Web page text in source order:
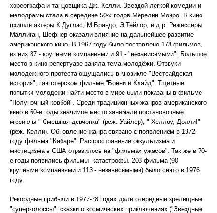
хореографа и танцовщика Дж. Келли. Звездой легкой комедии и
мелодрамы стала в середине 50-х годов Мерелин Монро. В кино
пришли актёры К.Дуглас, М.Брандо, Э.Тейлор, и д.р. Режиссёры
Маллиган, Шефнер оказали влияние на дальнейшее развитие
американского кино. В 1967 году было поставлено 178 фильмов,
из них 87 - крупными компаниями и 91 - "независимыми". Большое
место в кино-репертуаре заняла тема молодёжи. Отзвуки
молодёжного протеста ощущались в мюзикле "Вестсайдская
история", гангстерском фильме "Бонни и Клайд". Тщетные
попытки молодежи найти место в мире были показаны в фильме
"Полуночный ковбой". Среди традиционных жанров американского
кино в 60-е годы значимое место занимали постановочные
мюзиклы " Смешная девчонка" (реж. Уайлер), " Хеллоу, Долли!"
(реж. Келли). Обновление жанра связано с появлением в 1972
году фильма "Кабаре". Распространение оккультизма и
мистицизма в США отразилось на "фильмах ужасов". Так же в 70-
е годы появились фильмы- катастрофы. 203 фильма (90
крупными компаниями и 113 - независимыми) было снято в 1976
году.
Рекордные прибыли в 1977-78 годах дали очередные зрелищные
"суперколоссы": сказки о космических приключениях ("Звёздные